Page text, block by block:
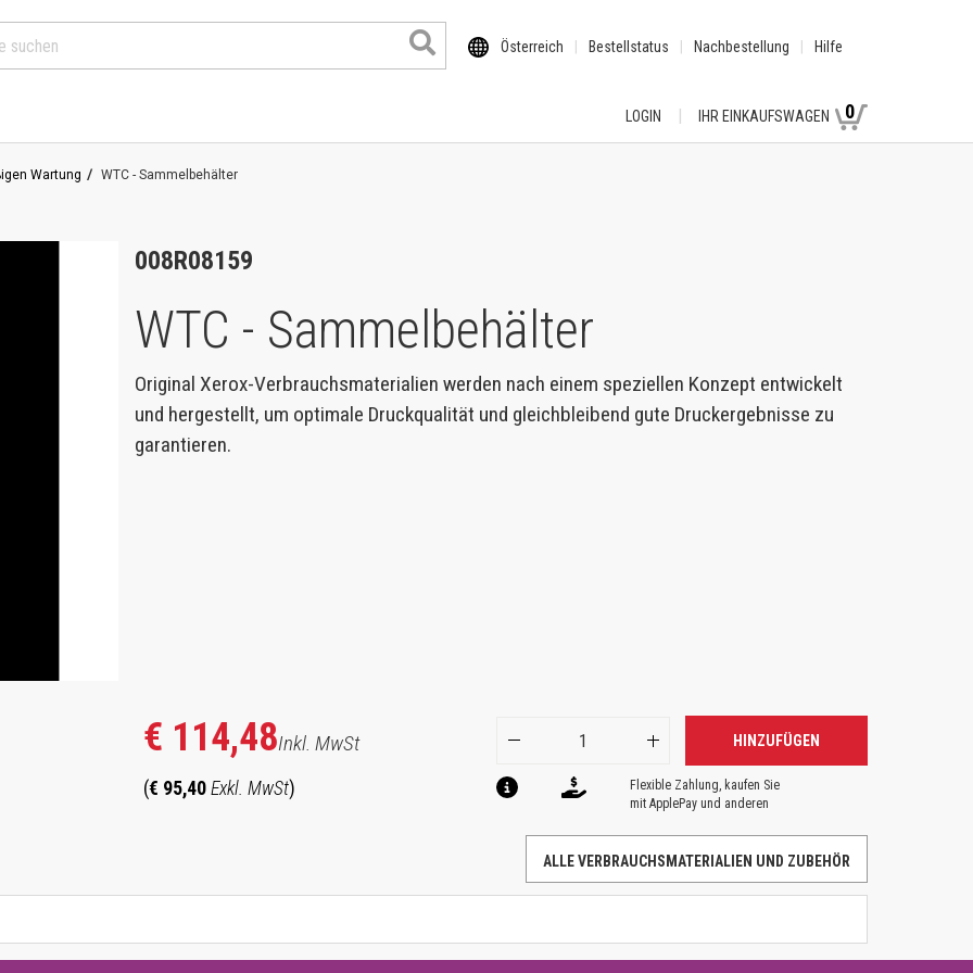
Österreich Bestellstatus Nachbestellung Hilfe
LOGIN IHR EINKAUFSWAGEN 0
Wartung WTC - Sammelbehälter
008R08159
WTC - Sammelbehälter
Original Xerox-Verbrauchsmaterialien werden nach einem speziellen Konzept entwickelt
und hergestellt, um optimale Druckqualität und gleichbleibend gute Druckergebnisse zu
garantieren.
€ 114,48Inkl. MwSt
(€ 95,40 Exkl. MwSt)
HINZUFÜGEN
Flexible Zahlung, kaufen Sie
mit ApplePay und anderen
ALLE VERBRAUCHSMATERIALIEN UND ZUBEHÖR